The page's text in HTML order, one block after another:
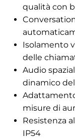
qualità con
Isolamento
delle
Audio
dinamico
misure di
Resistenza
IP54